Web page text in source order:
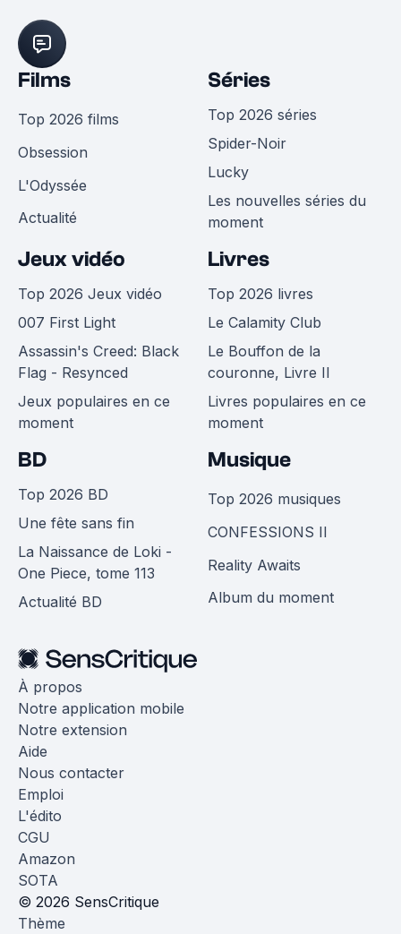
Films
Top 2026 films
Obsession
L'Odyssée
Actualité
Séries
Top 2026 séries
Spider-Noir
Lucky
Les nouvelles séries du
moment
Jeux vidéo
Top 2026 Jeux vidéo
007 First Light
Assassin's Creed: Black
Flag - Resynced
Jeux populaires en ce
moment
Livres
Top 2026 livres
Le Calamity Club
Le Bouffon de la
couronne, Livre II
Livres populaires en ce
moment
BD
Top 2026 BD
Une fête sans fin
La Naissance de Loki -
One Piece, tome 113
Actualité BD
Musique
Top 2026 musiques
CONFESSIONS II
Reality Awaits
Album du moment
À propos
Notre application mobile
Notre extension
Aide
Nous contacter
Emploi
L'édito
CGU
Amazon
SOTA
© 2026 SensCritique
Thème